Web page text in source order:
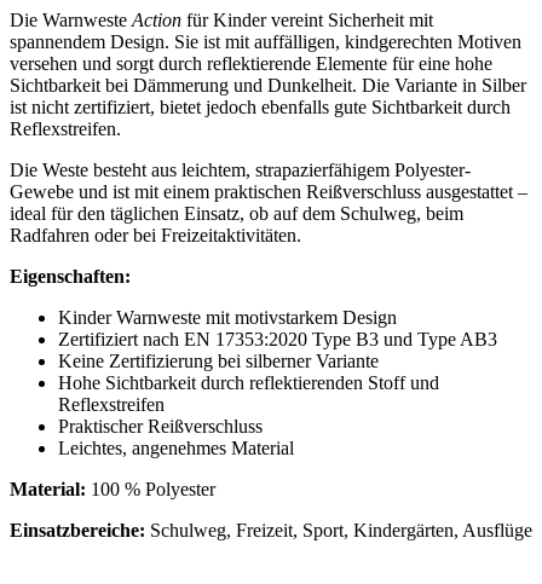
Die WarnwesteAction für Kinder vereint Sicherheit mit
spannendem Design. Sie ist mit auffälligen, kindgerechten Motiven
versehen und sorgt durch reflektierende Elemente für eine hohe
Sichtbarkeit bei Dämmerung und Dunkelheit. Die Variante in Silber
ist nicht zertifiziert, bietet jedoch ebenfalls gute Sichtbarkeit durch
Reflexstreifen.
Die Weste besteht aus leichtem, strapazierfähigem Polyester-
Gewebe und ist mit einem praktischen Reißverschluss ausgestattet –
ideal für den täglichen Einsatz, ob auf dem Schulweg, beim
Radfahren oder bei Freizeitaktivitäten.
Eigenschaften:
Kinder Warnweste mit motivstarkem Design
Zertifiziert nach EN 17353:2020 Type B3 und Type AB3
Keine Zertifizierung bei silberner Variante
Hohe Sichtbarkeit durch reflektierenden Stoff und
Reflexstreifen
Praktischer Reißverschluss
Leichtes, angenehmes Material
Material: 100 % Polyester
Einsatzbereiche: Schulweg, Freizeit, Sport, Kindergärten, Ausflüge